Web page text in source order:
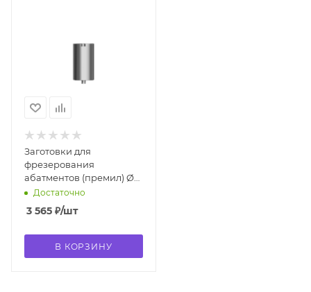
Заготовки для
фрезерования
абатментов (премил) Ø
11.5 мм (4990 BA-PF-CHC)
Достаточно
3 565 ₽/шт
В КОРЗИНУ